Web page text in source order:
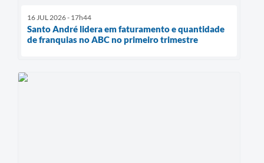
16 JUL 2026 - 17h44
Santo André lidera em faturamento e quantidade
de franquias no ABC no primeiro trimestre